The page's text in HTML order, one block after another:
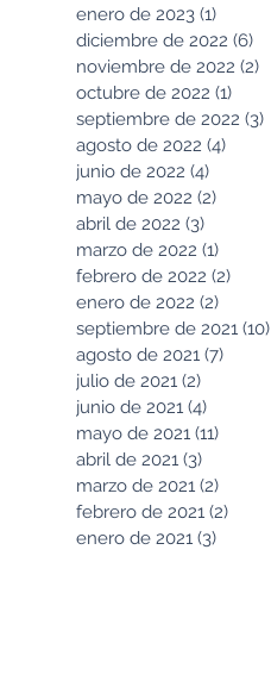
enero de 2023 (1)
diciembre de 2022 (6)
noviembre de 2022 (2)
octubre de 2022 (1)
septiembre de 2022 (3)
agosto de 2022 (4)
junio de 2022 (4)
mayo de 2022 (2)
abril de 2022 (3)
marzo de 2022 (1)
febrero de 2022 (2)
enero de 2022 (2)
septiembre de 2021 (10)
agosto de 2021 (7)
julio de 2021 (2)
junio de 2021 (4)
mayo de 2021 (11)
abril de 2021 (3)
marzo de 2021 (2)
febrero de 2021 (2)
enero de 2021 (3)